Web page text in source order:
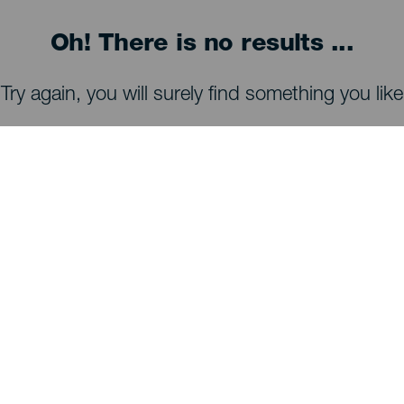
Oh! There is no results ...
Try again, you will surely find something you like